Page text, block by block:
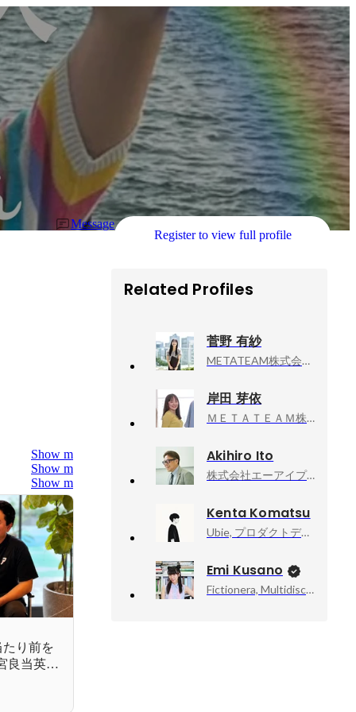
Message
Register to view full profile
Show more
Show more
Show more
り前を
良当英さ
Related Profiles
菅野 有紗
METATEAM株式会社, DX事業本部 DX Sales Unit.1 Unit Leader
岸田 芽依
ＭＥＴＡＴＥＡＭ株式会社(旧シアトルコンサルティング)), キャリア採用部
Akihiro Ito
株式会社エーアイプロダクション, 代表取締役インタビュアー
Kenta Komatsu
Ubie, プロダクトデザイナー
Emi Kusano
Fictionera, Multidisciplinary Artist / CEO / Co-Founder